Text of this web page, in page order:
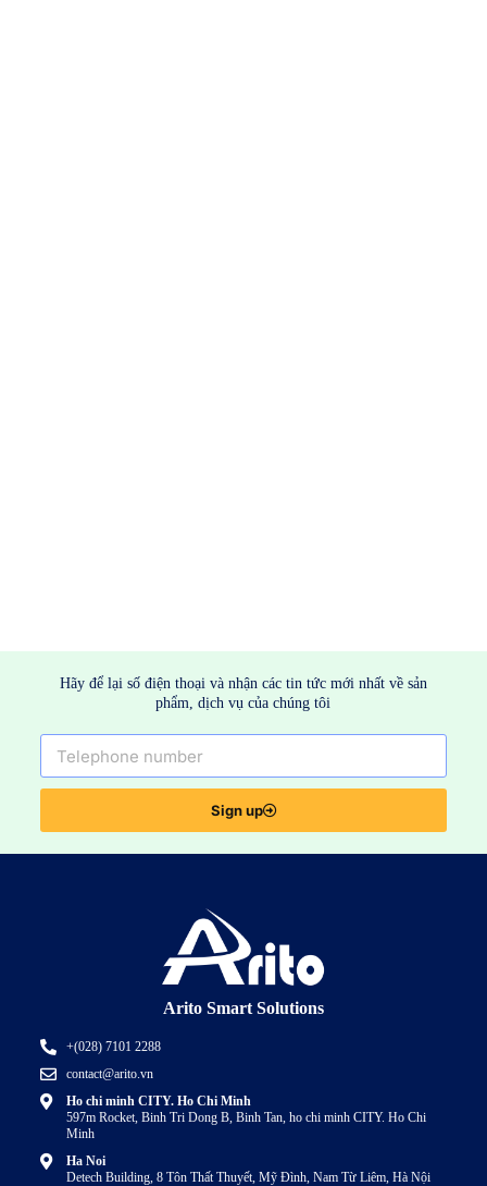
Hãy để lại số điện thoại và nhận các tin tức mới nhất về sản
phẩm, dịch vụ của chúng tôi
Sign up
Arito Smart Solutions
+(028) 7101 2288
contact@arito.vn
Ho chi minh CITY. Ho Chi Minh
597m Rocket, Binh Tri Dong B, Binh Tan, ho chi minh CITY. Ho Chi
Minh
Ha Noi
Detech Building, 8 Tôn Thất Thuyết, Mỹ Đình, Nam Từ Liêm, Hà Nội